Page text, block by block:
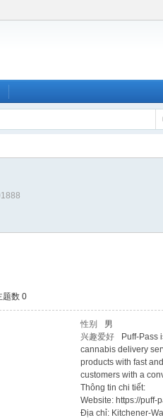
题数 0
性别
男
兴趣爱好
Puff-Pass
cannabis delivery
products with fast
customers with a
Thông tin chi tiết:
Website: https://puff-
Địa chỉ: Kitchener-